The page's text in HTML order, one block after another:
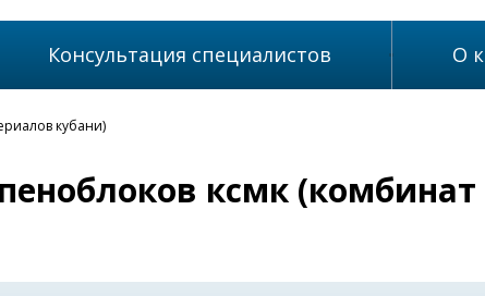
Консультация специалистов О
кубани)
ксмк (комбинат